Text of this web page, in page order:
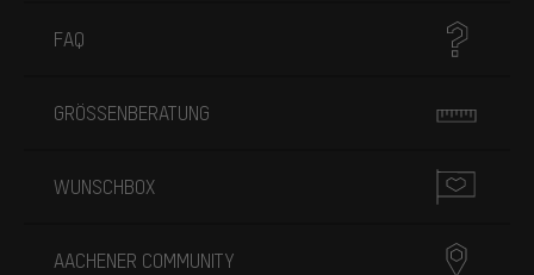
FAQ
GRÖSSENBERATUNG
WUNSCHBOX
AACHENER COMMUNITY